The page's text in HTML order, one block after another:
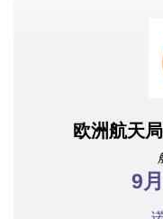
欧洲航天
9